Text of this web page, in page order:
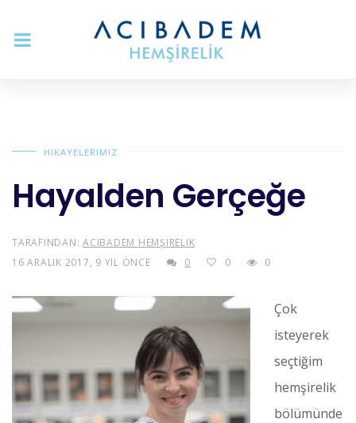
HIKAYELERIMIZ
Hayalden Gerçeğe
TARAFINDAN: ACIBADEM HEMŞIRELIK
16 ARALIK 2017, 9 YIL ÖNCE
0 0 0
Çok
isteyerek
seçtiğim
hemşirelik
bölümünde